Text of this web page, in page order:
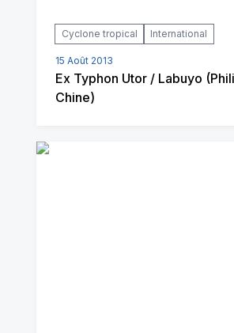
Cyclone tropical International
15 Août 2013
Ex Typhon Utor / Labuyo
Chine)